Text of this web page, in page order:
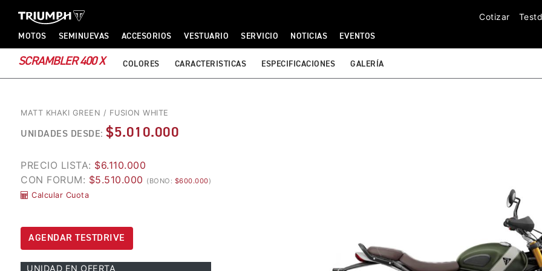
MOTOS SEMINUEVAS ACCESORIOS VESTUARIO SERVICIO NOTICIAS EVENTOS
Cotizar
SCRAMBLER 400 X COLORES CARACTERISTICAS ESPECIFICACIONES GALERÍA
MATT KHAKI GREEN / FUSION WHITE
UNIDADES DESDE: $5.010.000
PRECIO LISTA: $6.110.000
CON FORUM: $5.510.000 (BONO: $600.000)
Calcular Cuota
AGENDAR TESTDRIVE
UNIDAD EN OFERTA